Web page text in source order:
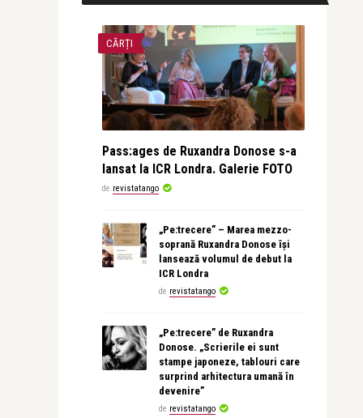
CĂRȚI
Pass:ages de Ruxandra Donose s-a
lansat la ICR Londra. Galerie FOTO
de revistatango
„Pe:trecere” – Marea mezzo-
soprană Ruxandra Donose își
lansează volumul de debut la
ICR Londra
de revistatango
„Pe:trecere” de Ruxandra
Donose. „Scrierile ei sunt
stampe japoneze, tablouri care
surprind arhitectura umană în
devenire”
de revistatango